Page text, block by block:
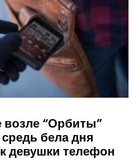
возле “Орбиты”
бела дня
девушки телефон